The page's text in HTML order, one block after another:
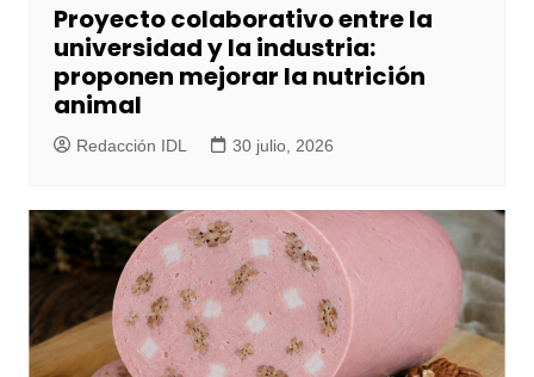
Proyecto colaborativo entre la
universidad y la industria:
proponen mejorar la nutrición
animal
Redacción IDL 30 julio, 2026